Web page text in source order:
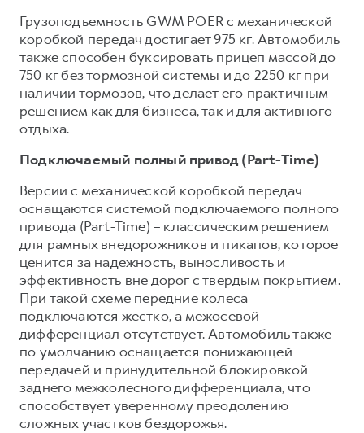
Грузоподъемность GWM POER с механической
коробкой передач достигает 975 кг. Автомобиль
также способен буксировать прицеп массой до
750 кг без тормозной системы и до 2250 кг при
наличии тормозов, что делает его практичным
решением как для бизнеса, так и для активного
отдыха.
Подключаемый полный привод (Part-Time)
Версии с механической коробкой передач
оснащаются системой подключаемого полного
привода (Part-Time) – классическим решением
для рамных внедорожников и пикапов, которое
ценится за надежность, выносливость и
эффективность вне дорог с твердым покрытием.
При такой схеме передние колеса
подключаются жестко, а межосевой
дифференциал отсутствует. Автомобиль также
по умолчанию оснащается понижающей
передачей и принудительной блокировкой
заднего межколесного дифференциала, что
способствует уверенному преодолению
сложных участков бездорожья.